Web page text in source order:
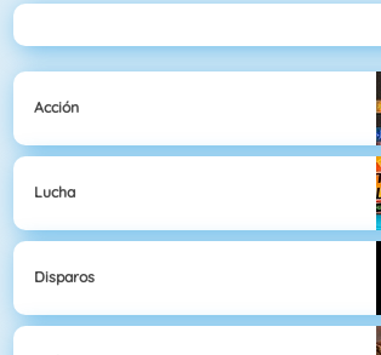
Acción
Lucha
Disparos